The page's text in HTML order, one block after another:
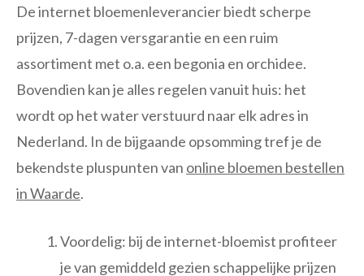
De internet bloemenleverancier biedt scherpe
prijzen, 7-dagen versgarantie en een ruim
assortiment met o.a. een begonia en orchidee.
Bovendien kan je alles regelen vanuit huis: het
wordt op het water verstuurd naar elk adres in
Nederland. In de bijgaande opsomming tref je de
bekendste pluspunten van online bloemen bestellen
in Waarde.
Voordelig: bij de internet-bloemist profiteer
je van gemiddeld gezien schappelijke prijzen